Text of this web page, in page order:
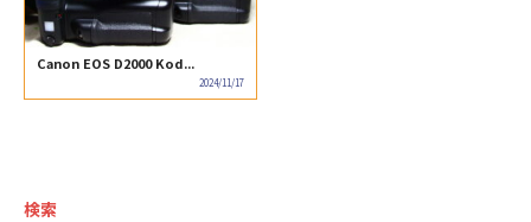
Canon EOS D2000 Kod...
2024/11/17
検索